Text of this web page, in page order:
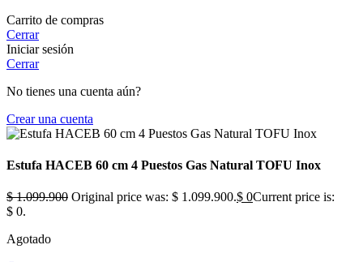
Carrito de compras
Cerrar
Iniciar sesión
Cerrar
No tienes una cuenta aún?
Crear una cuenta
Estufa HACEB 60 cm 4 Puestos Gas Natural TOFU Inox
$1.099.900 Original price was: $ 1.099.900.$ 0Current price is:
$ 0.
Agotado